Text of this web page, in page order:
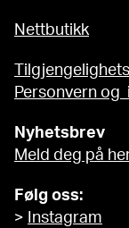
Nettbutikk
Personvern
Nyhetsbrev
Meld deg på
Følg oss:
>
Instagram